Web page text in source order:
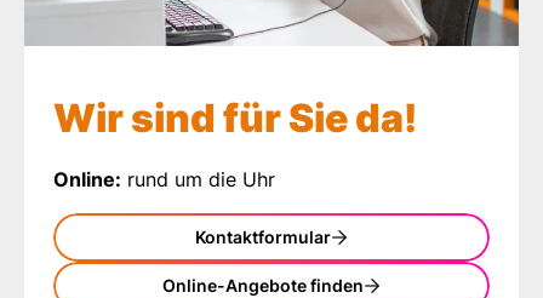
Wir sind für Sie da!
Online: rund um die Uhr
Kontaktformular
Online-Angebote finden